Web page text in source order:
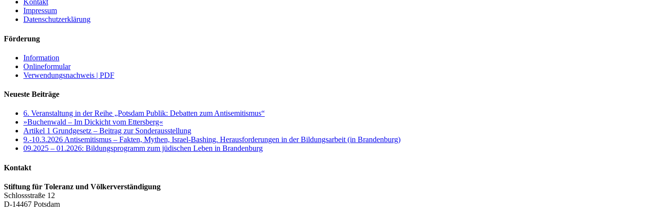
Kontakt
Impressum
Datenschutzerklärung
Förderung
Information
Onlineformular
Verwendungsnachweis | PDF
Neueste Beiträge
6. Veranstaltung in der Reihe „Potsdam Publik: Debatten zum Antisemitismus“
»Buchenwald – Im Dickicht vom Ettersberg«
Artikel 1 Grundgesetz – Beitrag zur Sonderausstellung
9.-10.3.2026 Antisemitismus – Fakten, Mythen, Israel-Bashing. Herausforderungen in der Bildungsarbeit (in Brandenburg)
09.2025 – 01.2026: Bildungsprogramm zum jüdischen Leben in Brandenburg
Kontakt
Stiftung für Toleranz und Völkerverständigung
Schlossstraße 12
D-14467 Potsdam